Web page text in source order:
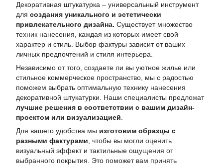
Декоративная штукатурка – универсальный инструмент
для создания уникального и эстетически
привлекательного дизайна. Существует множество
техник нанесения, каждая из которых имеет свой
характер и стиль. Выбор фактуры зависит от ваших
личных предпочтений и стиля интерьера.
Независимо от того, создаете ли вы уютное жилье или
стильное коммерческое пространство, мы с радостью
поможем выбрать оптимальную технику нанесения
декоративной штукатурки. Наши специалисты предложат
лучшие решения в соответствии с вашим дизайн-
проектом или визуализацией
Для вашего удобства мы изготовим образцы с
разными фактурами , чтобы вы могли оценить
визуальный эффект и тактильные ощущения от
выбранного покрытия. Это поможет вам принять